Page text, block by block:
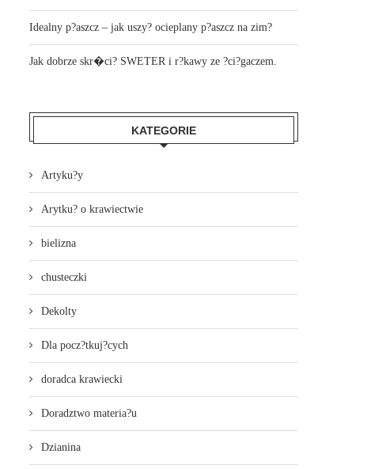
Idealny p?aszcz – jak uszy? ocieplany p?aszcz na zim?
Jak dobrze skr�ci? SWETER i r?kawy ze ?ci?gaczem.
KATEGORIE
Artyku?y
Arytku? o krawiectwie
bielizna
chusteczki
Dekolty
Dla pocz?tkuj?cych
doradca krawiecki
Doradztwo materia?u
Dzianina